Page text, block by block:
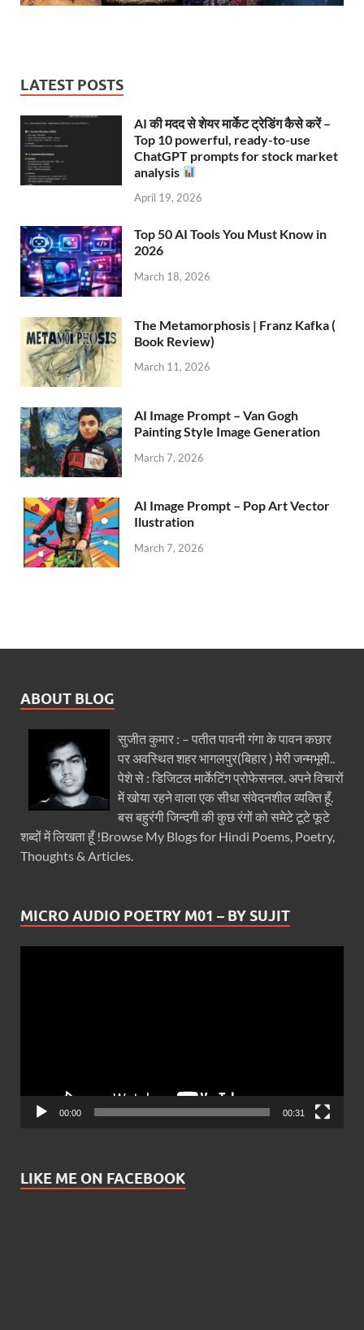
LATEST POSTS
AI की मदद से शेयर मार्केट ट्रेडिंग कैसे करें –
Top 10 powerful, ready-to-use
ChatGPT prompts for stock market
analysis
April 19, 2026
Top 50 AI Tools You Must Know in
2026
March 18, 2026
The Metamorphosis | Franz Kafka (
Book Review)
March 11, 2026
AI Image Prompt – Van Gogh
Painting Style Image Generation
March 7, 2026
AI Image Prompt – Pop Art Vector
Ilustration
March 7, 2026
ABOUT BLOG
सुजीत कुमार : – पतीत पावनी गंगा के पावन कछार
पर अवस्थित शहर भागलपुर(बिहार ) मेरी जन्मभूमी..
पेशे से : डिजिटल मार्केटिंग प्रोफेसनल. अपने विचारों
में खोया रहने वाला एक सीधा संवेदनशील व्यक्ति हूँ.
बस बहुरंगी जिन्दगी की कुछ रंगों को समेटे टूटे फूटे
शब्दों में लिखता हूँ !Browse My Blogs for Hindi Poems, Poetry,
Thoughts & Articles.
MICRO AUDIO POETRY M01 – BY SUJIT
00:00 00:31
LIKE ME ON FACEBOOK